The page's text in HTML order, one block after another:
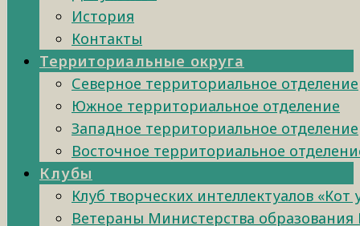
История
Контакты
Территориальные округа
Северное территориальное отделение
Южное территориальное отделение
Западное территориальное отделение
Восточное территориальное
Клубы
Клуб творческих интеллектуалов «Кот
Ветераны Министерства образования